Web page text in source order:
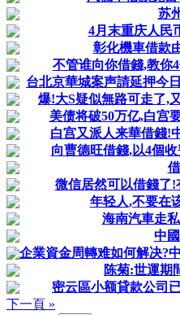
苏
4月末重庆人民
彰化機車借款
不管谁向你借錢,教你
台北京華城案声請延押今
爆!大S疑似無路可走了,
美债将破50万亿,白宫
白宫又派人来華借錢!
向曹德旺借錢,以4個
微信居然可以借錢了!
年轻人,不要在
海南汽車走
中
企業資金周轉难如何解决?
陈菊:世運期
密云區小额貸款公司
下一頁 »